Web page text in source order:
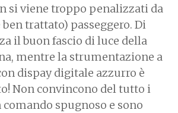
si viene troppo penalizzati da
trattato) passeggero. Di
il buon fascio di luce della
mentre la strumentazione a
dispay digitale azzurro è
Non convincono del tutto i
spugnoso e sono